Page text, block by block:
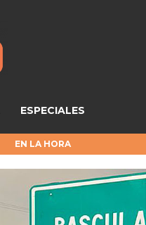
ESPECIALES
EN LA HORA